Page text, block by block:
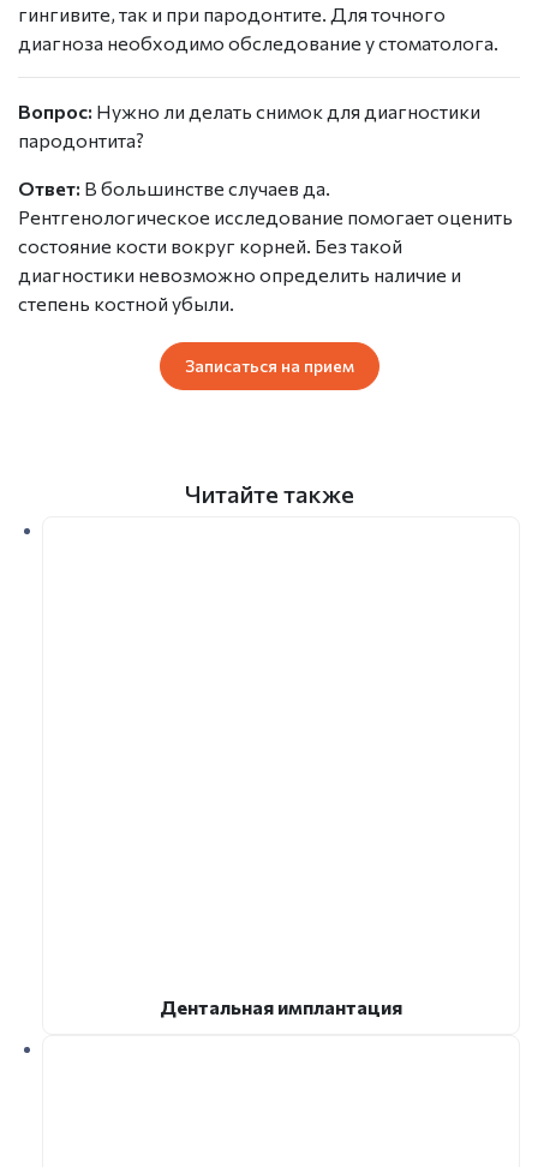
гингивите, так и при пародонтите. Для точного
диагноза необходимо обследование у стоматолога.
Вопрос: Нужно ли делать снимок для диагностики
пародонтита?
Ответ: В большинстве случаев да.
Рентгенологическое исследование помогает оценить
состояние кости вокруг корней. Без такой
диагностики невозможно определить наличие и
степень костной убыли.
Записаться на прием
Читайте также
Дентальная имплантация